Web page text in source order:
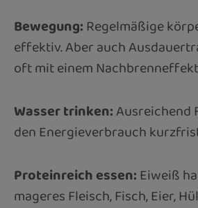
Bewegung:Regelmäßige
effektiv. Aber auch
oft mit einem
Wasser trinken:Ausreichend
den Energieverbrauch
Proteinreich essen:Eiweiß
mageres Fleisch, Fisch, Eier,